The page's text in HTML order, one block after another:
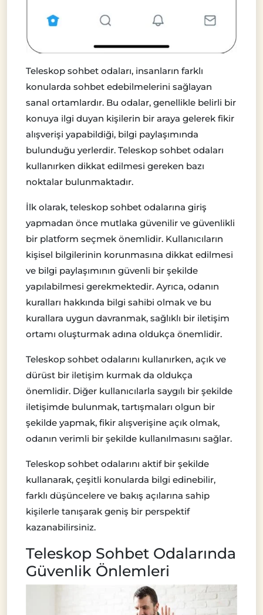
Teleskop sohbet odaları, insanların farklı
konularda sohbet edebilmelerini sağlayan
sanal ortamlardır. Bu odalar, genellikle belirli bir
konuya ilgi duyan kişilerin bir araya gelerek fikir
alışverişi yapabildiği, bilgi paylaşımında
bulunduğu yerlerdir. Teleskop sohbet odaları
kullanırken dikkat edilmesi gereken bazı
noktalar bulunmaktadır.
İlk olarak, teleskop sohbet odalarına giriş
yapmadan önce mutlaka güvenilir ve güvenlikli
bir platform seçmek önemlidir. Kullanıcıların
kişisel bilgilerinin korunmasına dikkat edilmesi
ve bilgi paylaşımının güvenli bir şekilde
yapılabilmesi gerekmektedir. Ayrıca, odanın
kuralları hakkında bilgi sahibi olmak ve bu
kurallara uygun davranmak, sağlıklı bir iletişim
ortamı oluşturmak adına oldukça önemlidir.
Teleskop sohbet odalarını kullanırken, açık ve
dürüst bir iletişim kurmak da oldukça
önemlidir. Diğer kullanıcılarla saygılı bir şekilde
iletişimde bulunmak, tartışmaları olgun bir
şekilde yapmak, fikir alışverişine açık olmak,
odanın verimli bir şekilde kullanılmasını sağlar.
Teleskop sohbet odalarını aktif bir şekilde
kullanarak, çeşitli konularda bilgi edinebilir,
farklı düşüncelere ve bakış açılarına sahip
kişilerle tanışarak geniş bir perspektif
kazanabilirsiniz.
Teleskop Sohbet Odalarında
Güvenlik Önlemleri